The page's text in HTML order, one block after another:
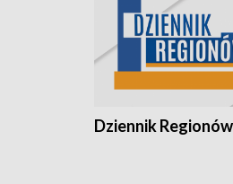
Dziennik Regionów